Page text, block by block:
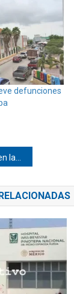
defunciones